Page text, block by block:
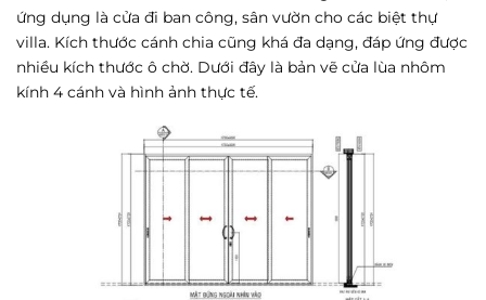
ứng dụng là cửa đi ban công, sân vườn cho các biệt thự
villa. Kích thước cánh chia cũng khá đa dạng, đáp ứng được
nhiều kích thước ô chờ. Dưới đây là bản vẽ cửa lùa nhôm
kính 4 cánh và hình ảnh thực tế.